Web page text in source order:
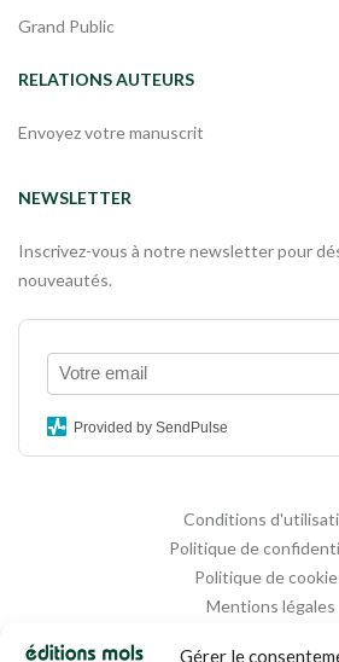
Gérer le
Grand Public
RELATIONS AUTEURS
Envoyez votre manuscrit
NEWSLETTER
Inscrivez-vous à notre newsletter pour
nouveautés.
Provided by SendPulse
Conditions
Politique de
Politique de
Mentions légales